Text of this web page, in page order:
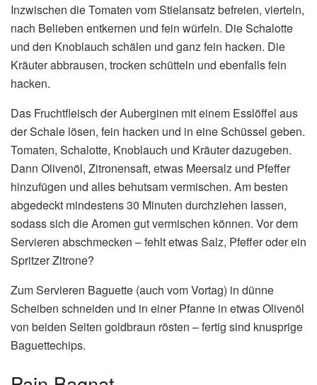
Inzwischen die Tomaten vom Stielansatz befreien, vierteln,
nach Belieben entkernen und fein würfeln. Die Schalotte
und den Knoblauch schälen und ganz fein hacken. Die
Kräuter abbrausen, trocken schütteln und ebenfalls fein
hacken.
Das Fruchtfleisch der Auberginen mit einem Esslöffel aus
der Schale lösen, fein hacken und in eine Schüssel geben.
Tomaten, Schalotte, Knoblauch und Kräuter dazugeben.
Dann Olivenöl, Zitronensaft, etwas Meersalz und Pfeffer
hinzufügen und alles behutsam vermischen. Am besten
abgedeckt mindestens 30 Minuten durchziehen lassen,
sodass sich die Aromen gut vermischen können. Vor dem
Servieren abschmecken – fehlt etwas Salz, Pfeffer oder ein
Spritzer Zitrone?
Zum Servieren Baguette (auch vom Vortag) in dünne
Scheiben schneiden und in einer Pfanne in etwas Olivenöl
von beiden Seiten goldbraun rösten – fertig sind knusprige
Baguettechips.